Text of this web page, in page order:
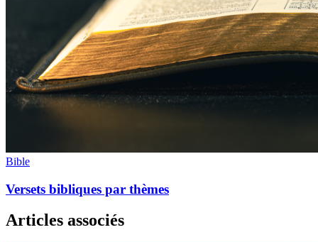
Bible
Versets bibliques par thèmes
Articles associés